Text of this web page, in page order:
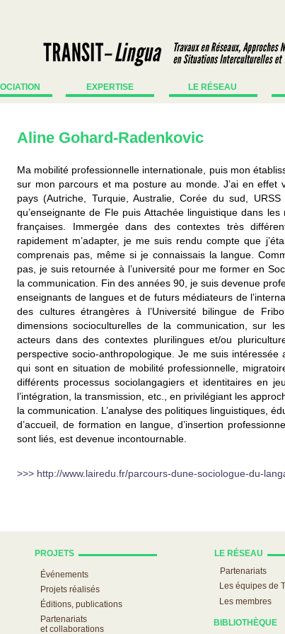
EXPERTISE LE RÉSEAU
Aline Gohard-Radenkovic
Ma mobilité professionnelle internationale, puis mon
sur mon parcours et ma posture au monde. J’ai en effet
pays (Autriche, Turquie, Australie, Corée du sud,
qu’enseignante de Fle puis Attachée linguistique dans
françaises. Immergée dans des contextes très
rapidement m’adapter, je me suis rendu compte que
comprenais pas, même si je connaissais la langue.
pas, je suis retournée à l’université pour me former en
la communication. Fin des années 90, je suis devenue
enseignants de langues et de futurs médiateurs de
des cultures étrangères à l’Université bilingue de
dimensions socioculturelles de la communication, sur
acteurs dans des contextes plurilingues et/ou
perspective socio-anthropologique. Je me suis
qui sont en situation de mobilité professionnelle,
différents processus sociolangagiers et identitaires en
l’intégration, la transmission, etc., en privilégiant les
la communication. L’analyse des politiques linguistiques,
d’accueil, de formation en langue, d’insertion
sont liés, est devenue incontournable.
>>> http://www.lairedu.fr/parcours-dune-sociologue-du-
PROJETS
Événements
Projets réalisés
Éditions, publications
Partenariats
et collaborations
LE RÉSEAU
Partenariats
Les équipes de
Les membres
BIBLIOTHÈQUE